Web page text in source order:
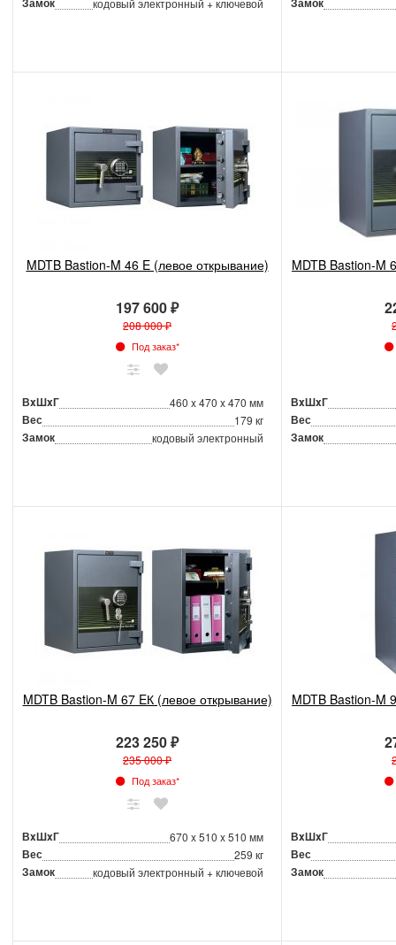
кодовый электронный + ключевой
MDTB Bastion-M 46 E (левое открывание)
197 600 ₽
208 000 ₽
Под заказ*
ВxШxГ 460 x 470 x 470 мм
Вес 179 кг
Замок кодовый электронный
MDTB Bastion-M
ВxШxГ
Вес
Замок
MDTB Bastion-M 67 EК (левое открывание)
223 250 ₽
235 000 ₽
Под заказ*
ВxШxГ 670 x 510 x 510 мм
Вес 259 кг
Замок кодовый электронный + ключевой
MDTB Bastion-M
ВxШxГ
Вес
Замок